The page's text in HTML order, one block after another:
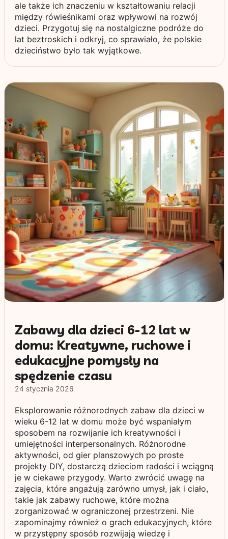
ale także ich znaczeniu w kształtowaniu relacji
między rówieśnikami oraz wpływowi na rozwój
dzieci. Przygotuj się na nostalgiczne podróże do
lat beztroskich i odkryj, co sprawiało, że polskie
dzieciństwo było tak wyjątkowe.
Zabawy dla dzieci 6-12 lat w
domu: Kreatywne, ruchowe i
edukacyjne pomysły na
spędzenie czasu
24 stycznia 2026
Eksplorowanie różnorodnych zabaw dla dzieci w
wieku 6-12 lat w domu może być wspaniałym
sposobem na rozwijanie ich kreatywności i
umiejętności interpersonalnych. Różnorodne
aktywności, od gier planszowych po proste
projekty DIY, dostarczą dzieciom radości i wciągną
je w ciekawe przygody. Warto zwrócić uwagę na
zajęcia, które angażują zarówno umysł, jak i ciało,
takie jak zabawy ruchowe, które można
zorganizować w ograniczonej przestrzeni. Nie
zapominajmy również o grach edukacyjnych, które
w przystępny sposób rozwijają wiedzę i